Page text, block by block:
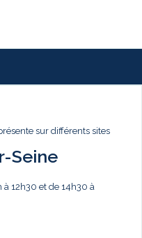
sur différents sites
Seine
12h30 et de 14h30 à